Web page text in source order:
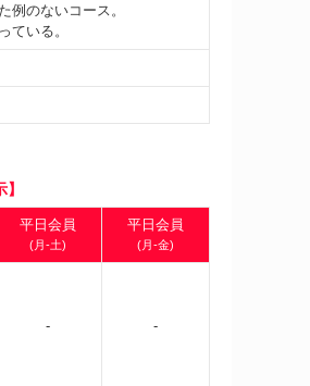
例のないコース。
ている。
平日会員
(月-土)
平日会員
(月-金)
- -